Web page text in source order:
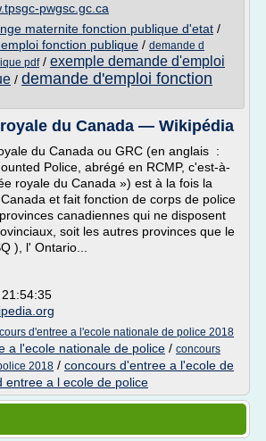
pwgsc.gc.ca
maternite fonction publique d'etat /
fonction publique / demande d
pdf/ exemple demande d'emploi
/ demande d'emploi fonction
du Canada — Wikipédia
du Canada ou GRC (en anglais :
Police, abrégé en RCMP, c'est-à-
royale du Canada ») est à la fois la
et fait fonction de corps de police
canadiennes qui ne disposent
soit les autres provinces que le
), l' Ontario...
d'entree a l'ecole nationale de police 2018
a l'ecole nationale de police / concours
2018 / concours d'entree a l'ecole de
entree a l ecole de police